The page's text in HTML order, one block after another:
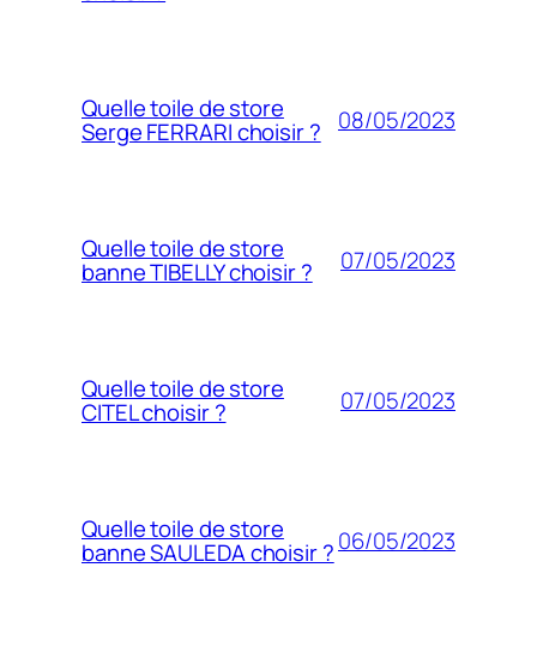
Quelle toile de store
Serge FERRARI choisir ? 08/05/2023
Quelle toile de store
banne TIBELLY choisir ? 07/05/2023
Quelle toile de store
CITEL choisir ? 07/05/2023
Quelle toile de store
banne SAULEDA choisir ?06/05/2023